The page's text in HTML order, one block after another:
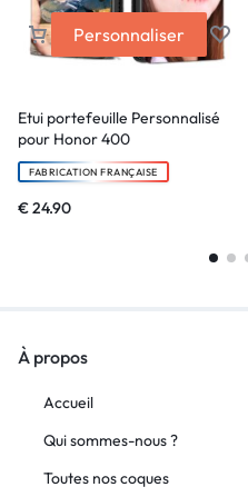
Personnaliser
Etui portefeuille Personnalisé
pour Honor 400
FABRICATION FRANÇAISE
€24.90
À propos
Accueil
Qui sommes-nous ?
Toutes nos coques